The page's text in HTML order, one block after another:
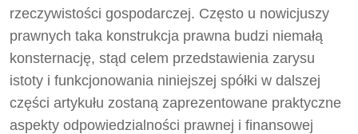
rzeczywistości gospodarczej. Często u nowicjuszy
prawnych taka konstrukcja prawna budzi niemałą
konsternację, stąd celem przedstawienia zarysu
istoty i funkcjonowania niniejszej spółki w dalszej
części artykułu zostaną zaprezentowane praktyczne
aspekty odpowiedzialności prawnej i finansowej